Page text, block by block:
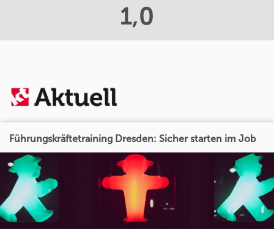
1,0
Führungskräftetraining Dresden: Sicher starten im Job